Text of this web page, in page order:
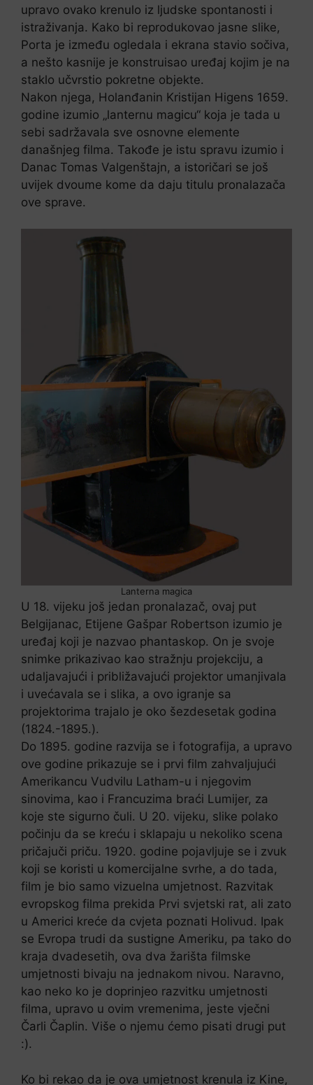
upravo ovako krenulo iz ljudske spontanosti i
istraživanja. Kako bi reprodukovao jasne slike,
Porta je između ogledala i ekrana stavio sočiva,
a nešto kasnije je konstruisao uređaj kojim je na
staklo učvrstio pokretne objekte.
Nakon njega, Holanđanin Kristijan Higens 1659.
godine izumio „lanternu magicu“ koja je tada u
sebi sadržavala sve osnovne elemente
današnjeg filma. Takođe je istu spravu izumio i
Danac Tomas Valgenštajn, a istoričari se još
uvijek dvoume kome da daju titulu pronalazača
ove sprave.
Lanterna magica
U 18. vijeku još jedan pronalazač, ovaj put
Belgijanac, Etijene Gašpar Robertson izumio je
uređaj koji je nazvao phantaskop. On je svoje
snimke prikazivao kao stražnju projekciju, a
udaljavajući i približavajući projektor umanjivala
i uvećavala se i slika, a ovo igranje sa
projektorima trajalo je oko šezdesetak godina
(1824.-1895.).
Do 1895. godine razvija se i fotografija, a upravo
ove godine prikazuje se i prvi film zahvaljujući
Amerikancu Vudvilu Latham-u i njegovim
sinovima, kao i Francuzima braći Lumijer, za
koje ste sigurno čuli. U 20. vijeku, slike polako
počinju da se kreću i sklapaju u nekoliko scena
pričajuči priču. 1920. godine pojavljuje se i zvuk
koji se koristi u komercijalne svrhe, a do tada,
film je bio samo vizuelna umjetnost. Razvitak
evropskog filma prekida Prvi svjetski rat, ali zato
u Americi kreće da cvjeta poznati Holivud. Ipak
se Evropa trudi da sustigne Ameriku, pa tako do
kraja dvadesetih, ova dva žarišta filmske
umjetnosti bivaju na jednakom nivou. Naravno,
kao neko ko je doprinjeo razvitku umjetnosti
filma, upravo u ovim vremenima, jeste vječni
Čarli Čaplin. Više o njemu ćemo pisati drugi put
:).
Ko bi rekao da je ova umjetnost krenula iz Kine,